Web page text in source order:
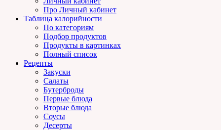
Про Личный кабинет
Таблица калорийности
По категориям
Подбор продуктов
Продукты в картинках
Полный список
Рецепты
Закуски
Салаты
Бутерброды
Первые блюда
Вторые блюда
Соусы
Десерты